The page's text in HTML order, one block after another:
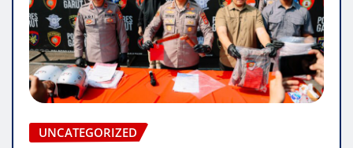
UNCATEGORIZED